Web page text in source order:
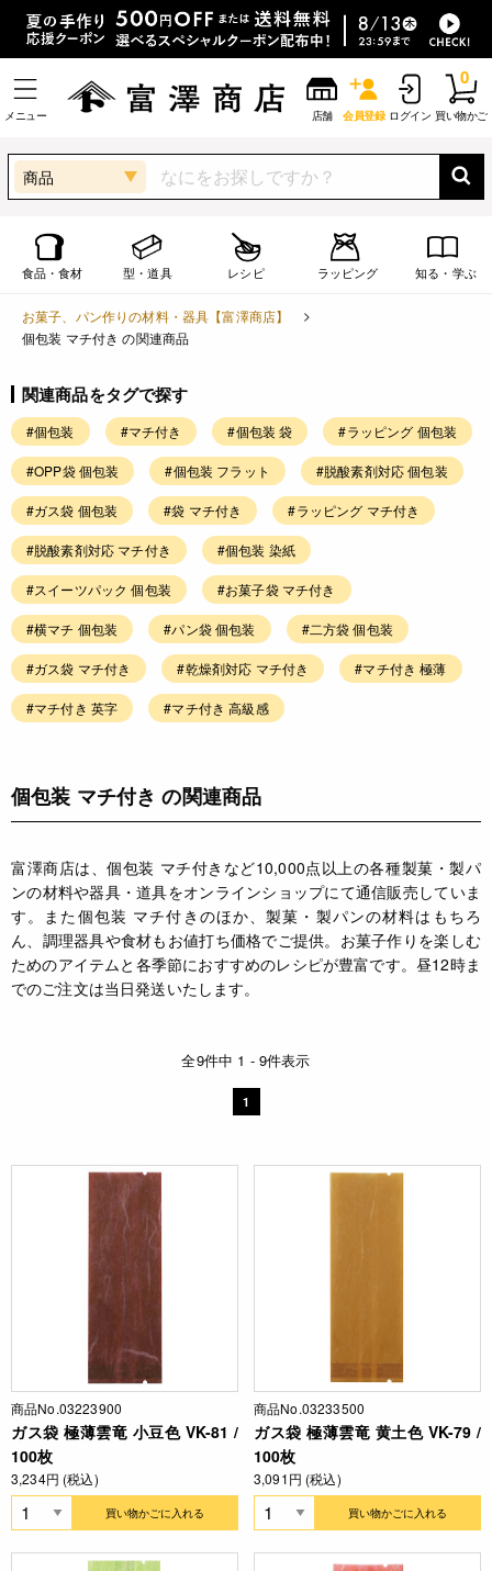
メニュー 店舗 会員登録 ログイン 買い物かご
0
商品
食品・食材 型・道具 レシピ ラッピング 知る・学ぶ
お菓子、パン作りの材料・器具【富澤商店】
個包装 マチ付き の関連商品
関連商品をタグで探す
#個包装 #マチ付き #個包装 袋 #ラッピング 個包装
#OPP袋 個包装 #個包装 フラット #脱酸素剤対応 個包装
#ガス袋 個包装 #袋 マチ付き #ラッピング マチ付き
#脱酸素剤対応 マチ付き #個包装 染紙
#スイーツパック 個包装 #お菓子袋 マチ付き
#横マチ 個包装 #パン袋 個包装 #二方袋 個包装
#ガス袋 マチ付き #乾燥剤対応 マチ付き #マチ付き 極薄
#マチ付き 英字 #マチ付き 高級感
個包装 マチ付き の関連商品
富澤商店は、個包装 マチ付きなど10,000点以上の各種製菓・製パ
ンの材料や器具・道具をオンラインショップにて通信販売していま
す。また個包装 マチ付きのほか、製菓・製パンの材料はもちろ
ん、調理器具や食材もお値打ち価格でご提供。お菓子作りを楽しむ
ためのアイテムと各季節におすすめのレシピが豊富です。昼12時ま
でのご注文は当日発送いたします。
全9件中 1 - 9件表示
1
商品No.03223900
ガス袋 極薄雲竜 小豆色 VK-81 /
100枚
3,234円 (税込)
買い物かごに入れる
商品No.03233500
ガス袋 極薄雲竜 黄土色 VK-79 /
100枚
3,091円 (税込)
買い物かごに入れる